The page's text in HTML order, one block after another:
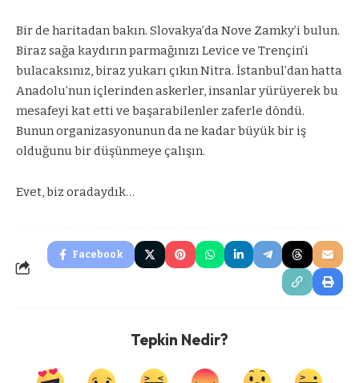
Bir de haritadan bakın. Slovakya’da Nove Zamky’i bulun.
Biraz sağa kaydırın parmağınızı Levice ve Trençin’i
bulacaksınız, biraz yukarı çıkın Nitra. İstanbul’dan hatta
Anadolu’nun içlerinden askerler, insanlar yürüyerek bu
mesafeyi kat etti ve başarabilenler zaferle döndü.
Bunun organizasyonunun da ne kadar büyük bir iş
olduğunu bir düşünmeye çalışın.
Evet, biz oradaydık…
Facebook
Tepkin Nedir?